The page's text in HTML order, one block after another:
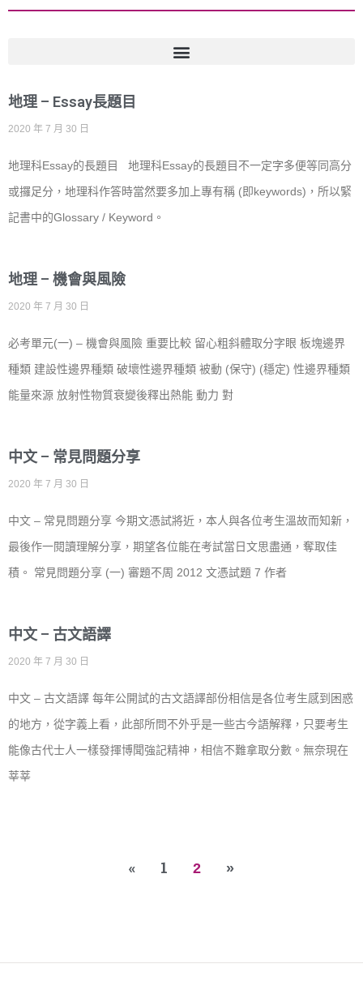
地理 – Essay長題目
2020 年 7 月 30 日
地理科Essay的長題目 地理科Essay的長題目不一定字多便等同高分
或攞足分，地理科作答時當然要多加上專有稱 (即keywords)，所以緊
記書中的Glossary / Keyword。
地理 – 機會與風險
2020 年 7 月 30 日
必考單元(一) – 機會與風險 重要比較 留心粗斜體取分字眼 板塊邊界
種類 建設性邊界種類 破壞性邊界種類 被動 (保守) (穩定) 性邊界種類
能量來源 放射性物質衰變後釋出熱能 動力 對
中文 – 常見問題分享
2020 年 7 月 30 日
中文 – 常見問題分享 今期文憑試將近，本人與各位考生溫故而知新，
最後作一閱讀理解分享，期望各位能在考試當日文思盡通，奪取佳
積。 常見問題分享 (一) 審題不周 2012 文憑試題 7 作者
中文 – 古文語譯
2020 年 7 月 30 日
中文 – 古文語譯 每年公開試的古文語譯部份相信是各位考生感到困惑
的地方，從字義上看，此部所問不外乎是一些古今語解釋，只要考生
能像古代士人一樣發揮博聞強記精神，相信不難拿取分數。無奈現在
莘莘
« 1 2 »